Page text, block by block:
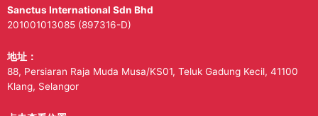
Sanctus International Sdn Bhd
201001013085 (897316-D)
地址：
88, Persiaran Raja Muda Musa/KS01, Teluk Gadung Kecil, 41100
Klang, Selangor